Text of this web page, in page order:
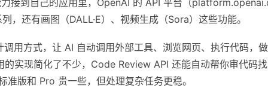
，还有画图（DALL·E）、视频生成（Sora）这些功能。
用方式，让 AI 自动调用外部工具、浏览网页、执行代码，
实现简化了不少，Code Review API 还能自动帮你审代码
版和 Pro 贵一些，但处理复杂任务更稳。